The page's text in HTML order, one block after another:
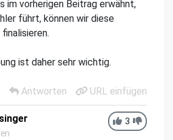
im vorherigen Beitrag erwähnt,
führt, können wir diese
ist daher sehr wichtig.
Antworten
URL einfügen
3